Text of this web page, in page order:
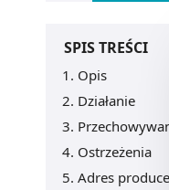
SPIS TREŚCI
Opis
Działanie
Ostrzeżenia
Adres